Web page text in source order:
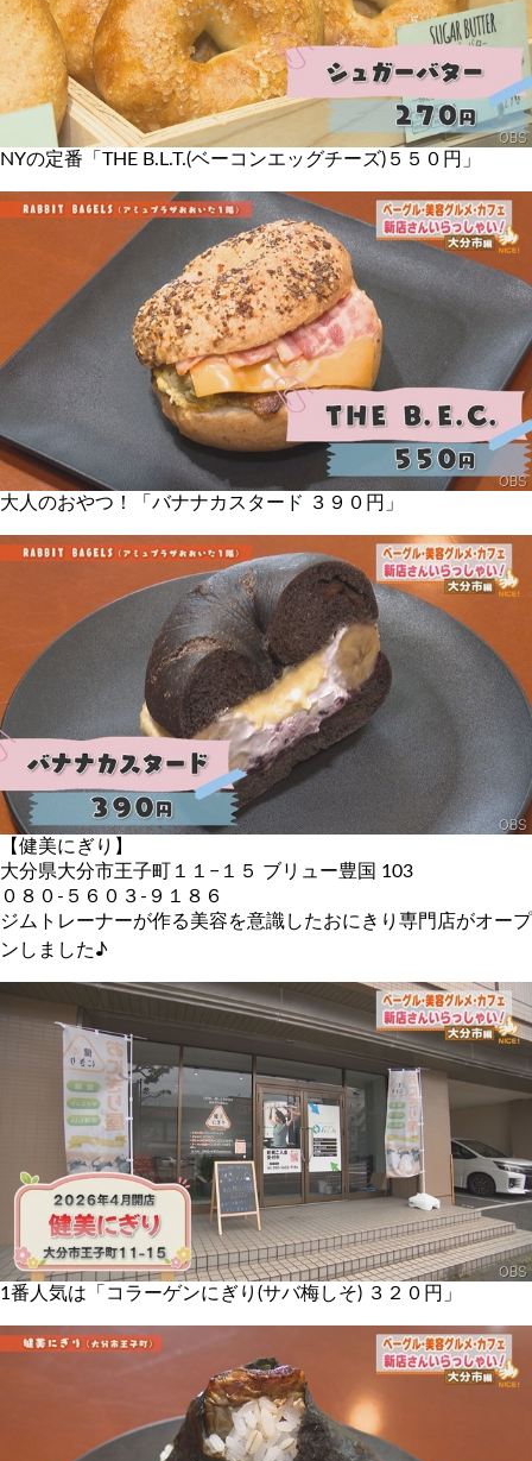
NYの定番「THE B.L.T.(ベーコンエッグチーズ)５５０円」
大人のおやつ！「バナナカスタード ３９０円」
【健美にぎり】
大分県大分市王子町１１−１５ ブリュー豊国 103
０８０-５６０３-９１８６
ジムトレーナーが作る美容を意識したおにきり専門店がオープ
ンしました♪
1番人気は「コラーゲンにぎり(サバ梅しそ) ３２０円」